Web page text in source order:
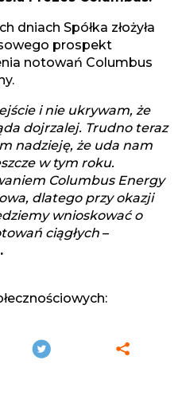
dniach Spółka złożyła
prospekt
notowań Columbus
i nie ukrywam, że
dojrzalej. Trudno teraz
nadzieję, że uda nam
w tym roku.
Columbus Energy
dlatego przy okazji
wnioskować o
ciągłych –